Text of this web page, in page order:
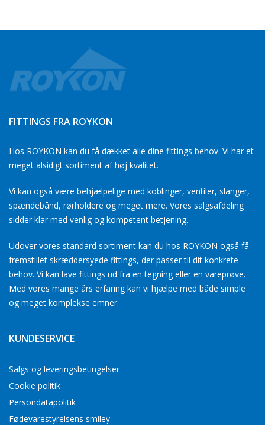
FITTINGS FRA ROYKON
Hos ROYKON kan du få dækket alle dine fittings behov. Vi har et
meget alsidigt sortiment af høj kvalitet.
Vi kan også være behjælpelige med koblinger, ventiler, slanger,
spændebånd, rørholdere og meget mere. Vores salgsafdeling
sidder klar med venlig og kompetent betjening.
Udover vores standard sortiment kan du hos ROYKON også få
fremstillet skræddersyede fittings, der passer til dit konkrete
behov. Vi kan lave fittings ud fra en tegning eller en vareprøve.
Med vores mange års erfaring kan vi hjælpe med både simple
og meget komplekse emner.
KUNDESERVICE
Salgs og leveringsbetingelser
Cookie politik
Persondatapolitik
Fødevarestyrelsens smiley